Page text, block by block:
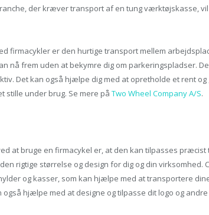
der kræver transport af en tung værktøjskasse,
firmacykler er den hurtige transport mellem
nå frem uden at bekymre dig om parkeringspladser.
Det kan også hjælpe dig med at opretholde et rent
stille under brug. Se mere på Two Wheel Company A/S.
at bruge en firmacykel er, at den kan tilpasses
rigtige størrelse og design for dig og din
og kasser, som kan hjælpe med at transportere
også hjælpe med at designe og tilpasse dit logo og